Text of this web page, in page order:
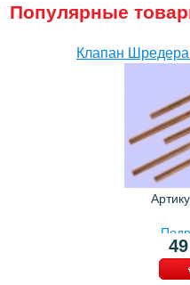
Популярные
Клапан Шредера